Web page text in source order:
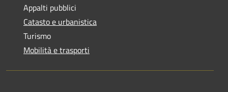
Appalti pubblici
Catasto e urbanistica
Turismo
Mobilità e trasporti